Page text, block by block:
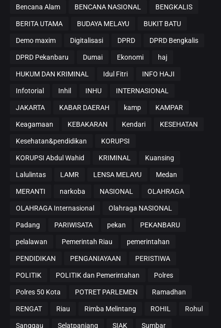
Bencana Alam BENCANA NASIONAL BENGKALIS
BERITA UTAMA BUDAYA MELAYU BUKIT BATU
Demo maxim Digitalisasi DPRD DPRD Bengkalis
DPRD Pekanbaru Dumai Ekonomi haj
HUKUM DAN KRIMINAL Idul Fitri INFO HAJI
Infotorial Inhil INHU INTERNASIONAL
JAKARTA KABAR DAERAH kamp KAMPAR
Keagamaan KEBAKARAN Kendari KESEHATAN
Kesehatan&pendidikan KORUPSI
KORUPSI Abdul Wahid KRIMINAL Kuansing
Lalulintas LAMR LENSA MELAYU Medan
MERANTI narkoba NASIONAL OLAHRAGA
OLAHRAGA Internasional Olahraga NASIONAL
Padang PARIWISATA pekan PEKANBARU
pelalawan Pemerintah Riau pemerintahan
PENDIDIKAN PENGANIAYAAN PERISTIWA
POLITIK POLITIK dan Pemerintahan Polres
Polres 50 Kota POTRET PARLEMEN Ramadhan
RENGAT Riau Rimba Melintang ROHIL Rohul
Sanggau Selatpanjang SIAK Sumbar